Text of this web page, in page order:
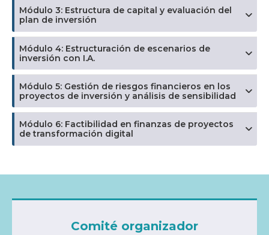
Módulo 3: Estructura de capital y evaluación del
plan de inversión
Módulo 4: Estructuración de escenarios de
inversión con I.A.
Módulo 5: Gestión de riesgos financieros en los
proyectos de inversión y análisis de sensibilidad
Módulo 6: Factibilidad en finanzas de proyectos
de transformación digital
Comité organizador